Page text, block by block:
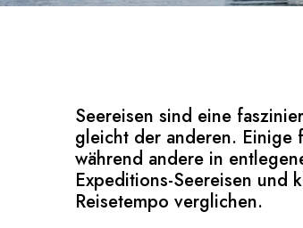
Seereisen sind eine
gleicht der anderen. Einige
während andere in
Expeditions-Seereisen und
Reisetempo verglichen.